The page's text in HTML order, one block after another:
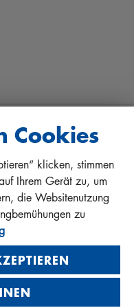
POLAND
Cookies
klicken, stimmen
Ihrem Gerät zu, um
die Websitenutzung
zu